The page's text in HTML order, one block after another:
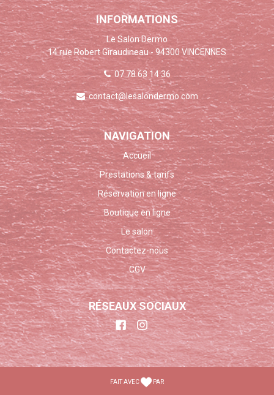
INFORMATIONS
Le Salon Dermo
14 rue Robert Giraudineau - 94300 VINCENNES
07 78 63 14 36
contact@lesalondermo.com
NAVIGATION
Accueil
Prestations & tarifs
Réservation en ligne
Boutique en ligne
Le salon
Contactez-nous
CGV
RÉSEAUX SOCIAUX
FAIT AVEC PAR